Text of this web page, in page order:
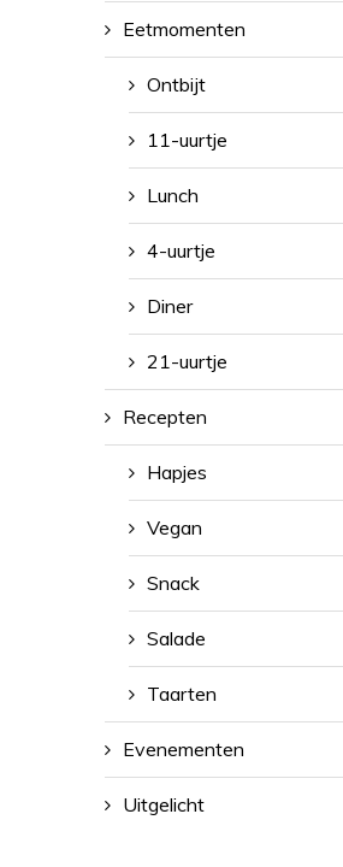
Eetmomenten
Ontbijt
11-uurtje
Lunch
4-uurtje
Diner
21-uurtje
Recepten
Hapjes
Vegan
Snack
Salade
Taarten
Evenementen
Uitgelicht